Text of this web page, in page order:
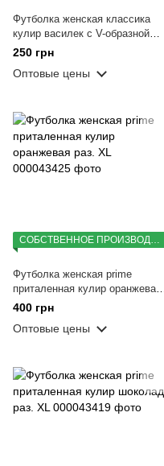
Футболка женская классика
кулир василек с V-образной
горловиной с принтом Color Cat
250 грн
Оптовые цены
Футболка женская prime
приталенная кулир оранжевая
раз. XL
400 грн
Оптовые цены